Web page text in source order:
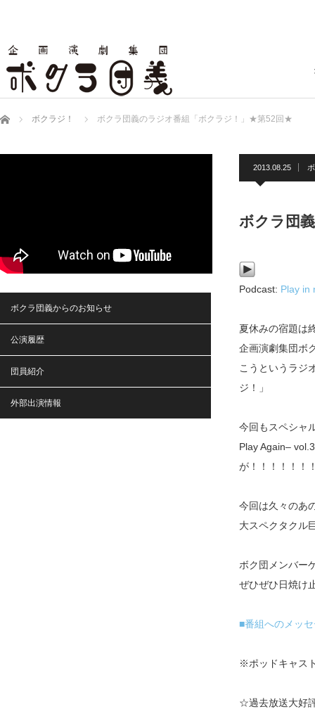
ホーム ボクラジ！ ボクラ団義のラジオ番組「ボクラジ！」★第52回★
2013.08.25
ボクラ団
Podcast: Play in
夏休みの宿題は
企画演劇集団ボ
こうというラジ
ジ！」
今回もスペシャ
Play Again–
が！！！！！！
今回は久々のあ
大スペクタクル
ボク団メンバー
ぜひぜひ日焼け
■番組へのメッ
※ポッドキャス
☆過去放送大好
ボクラ団義からのお知らせ
公演履歴
団員紹介
外部出演情報